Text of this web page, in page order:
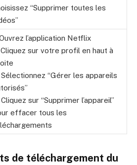
“Supprimer toutes les
l’application Netflix
sur votre profil en haut à
“Gérer les appareils
sur “Supprimer l’appareil”
effacer tous les
de téléchargement du